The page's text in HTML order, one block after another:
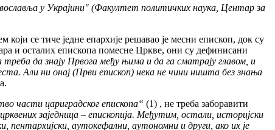
у Украјини" (Факултет политичких наука, Центар за
се тиче једне епархије решавао је месни епископ, док су
и осталих епископа помесне Цркве, они су дефинисани
треба да знају Првога међу њима и да га сматрају главом, и
Али ни онај (Први епископ) нека не чини ништа без знања
части цариградског епископа“ (1) , не треба заборавити
заједница – епископија. Међутим, остали, историјски
пентархијски, аутокефални, аутономни и други, ако их је